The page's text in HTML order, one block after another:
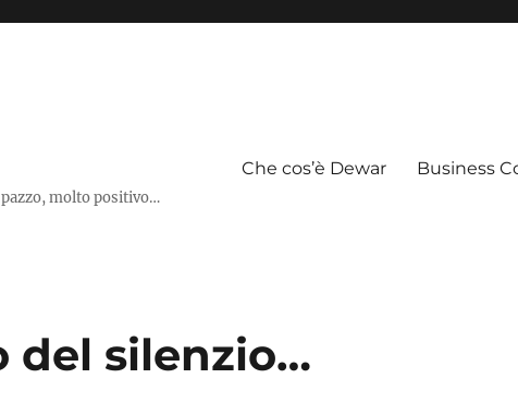
molto positivo…
Che cos’è Dewar Business
del silenzio…